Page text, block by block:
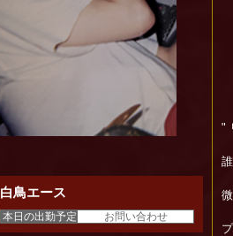
白鳥エース
本日の出勤予定 お問い合わせ
"